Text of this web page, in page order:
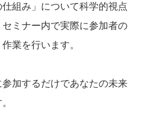
組み」について科学的視点
ミナー内で実際に参加者の
業を行います。
加するだけであなたの未来